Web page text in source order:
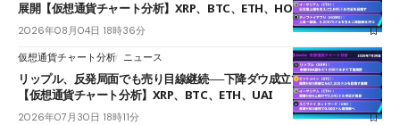
展開【仮想通貨チャート分析】XRP、BTC、ETH、HOME
2026年08月04日 18時36分
仮想通貨チャート分析 ニュース
リップル、反発局面でも売り目線継続──下降ダウ成立で下値追う展開
【仮想通貨チャート分析】XRP、BTC、ETH、UAI
2026年07月30日 18時11分